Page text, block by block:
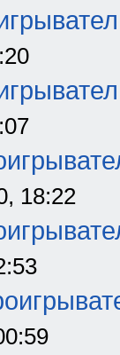
18:22